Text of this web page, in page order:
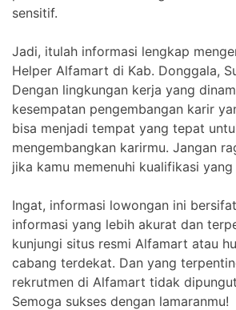
sensitif.
Jadi, itulah informasi lengkap
Helper Alfamart di Kab. Donggala,
Dengan lingkungan kerja yang
kesempatan pengembangan karir
bisa menjadi tempat yang tepat
mengembangkan karirmu. Jangan
jika kamu memenuhi kualifikasi
Ingat, informasi lowongan ini
informasi yang lebih akurat dan
kunjungi situs resmi Alfamart atau
cabang terdekat. Dan yang
rekrutmen di Alfamart tidak
Semoga sukses dengan lamaranmu!